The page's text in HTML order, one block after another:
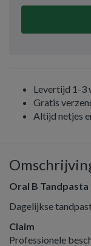
Levertijd 1-3
Gratis
Altijd netjes
Oral B
Dagelijkse
Claim
Professionele